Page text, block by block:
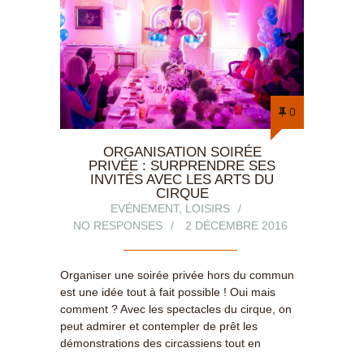
0
ORGANISATION SOIRÉE
PRIVÉE : SURPRENDRE SES
INVITÉS AVEC LES ARTS DU
CIRQUE
EVÉNEMENT, LOISIRS
NO RESPONSES
2 DÉCEMBRE 2016
Organiser une soirée privée hors du commun
est une idée tout à fait possible ! Oui mais
comment ? Avec les spectacles du cirque, on
peut admirer et contempler de prêt les
démonstrations des circassiens tout en